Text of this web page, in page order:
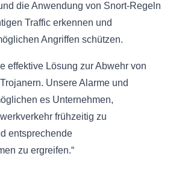
die Anwendung von Snort-Regeln
Traffic erkennen und
Angriffen schützen.
effektive Lösung zur Abwehr von
Unsere Alarme und
es Unternehmen,
frühzeitig zu
entsprechende
zu ergreifen.“